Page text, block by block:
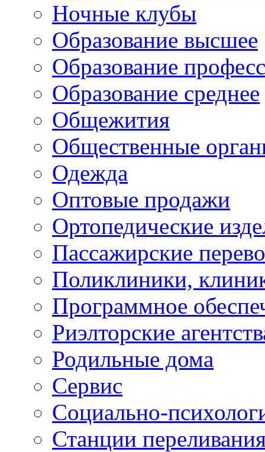
Ночные клубы
Образование высшее
Образование
Образование среднее
Общежития
Общественные
Одежда
Оптовые продажи
Ортопедические
Пассажирские
Поликлиники,
Программное
Риэлторские
Родильные дома
Сервис
Социально-
Станции